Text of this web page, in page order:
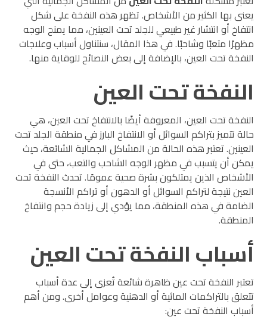
يعنى بها الكثير من الأشخاص. تظهر هذه النفخة على شكل
انتفاخ أو انتشار غير طبيعي للجلد تحت العينين، مما يمنح الوجه
مظهرًا متعبًا وشاحبًا. في هذا المقال، سنتناول أسباب وعلاجات
النفخة تحت العين، بالإضافة إلى بعض النصائح للوقاية منها.
النفخة تحت العين
النفخة تحت العين، المعروفة أيضًا بالانتفاخ تحت العين، هي
حالة تتميز بتراكم السوائل أو الانتفاخ البارز في منطقة الجلد تحت
العينين. تعتبر هذه الحالة من المشاكل الجمالية الشائعة، حيث
يمكن أن يتسبب في مظهر الوجه الشاحب والتعب، حتى في
الأشخاص الذين يمتلكون بشرة صحية عمومًا. تحدث النفخة تحت
العين نتيجة لتراكم السوائل أو الدهون أو تراكم الأنسجة
الضامة في هذه المنطقة، مما يؤدي إلى زيادة حجم وانتفاخ
المنطقة.
أسباب النفخة تحت العين
تعتبر النفخة تحت عين ظاهرة شائعة تُعزى إلى عدة أسباب
تتعلق بالتراكمات المائية أو الدهنية وعوامل أخرى. ومن أهم
أسباب النفخة تحت عين: